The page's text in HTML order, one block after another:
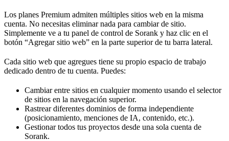
Los planes Premium admiten múltiples sitios web en la misma
cuenta. No necesitas eliminar nada para cambiar de sitio.
Simplemente ve a tu panel de control de Sorank y haz clic en el
botón “Agregar sitio web” en la parte superior de tu barra lateral.
Cada sitio web que agregues tiene su propio espacio de trabajo
dedicado dentro de tu cuenta. Puedes:
Cambiar entre sitios en cualquier momento usando el selector
de sitios en la navegación superior.
Rastrear diferentes dominios de forma independiente
(posicionamiento, menciones de IA, contenido, etc.).
Gestionar todos tus proyectos desde una sola cuenta de
Sorank.